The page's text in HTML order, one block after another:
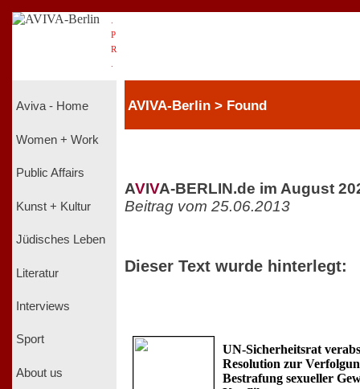
P
R
Aviva - Home
Women + Work
Public Affairs
Kunst + Kultur
Jüdisches Leben
Literatur
Interviews
Sport
About us
AVIVA-Berlin > Found
AVIVA-BERLIN.de im August
Beitrag vom 25.06.2013
Dieser Text wurde hinterlegt:
UN-Sicherheitsrat
Resolution zur
Bestrafung sexueller